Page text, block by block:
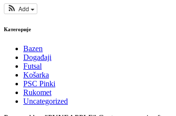
Add
Категорије
Bazen
Događaji
Futsal
Košarka
PSC Pinki
Rukomet
Uncategorized